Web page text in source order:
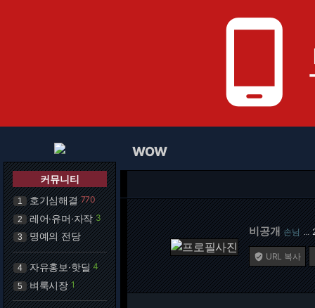
phone_android
커뮤니티
1 호기심해결 770
2 레어·유머·자작 3
3 명예의 전당
4 자유홍보·핫딜 4
5 벼룩시장 1
WOW
비공개 손님 …
 URL 복사